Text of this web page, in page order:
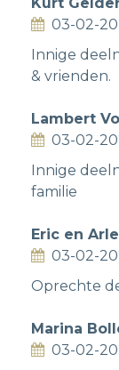
03-02-
Innige
& vrienden.
Lambert
03-02-
Innige
familie
Eric en
03-02-
Oprechte
Marina
03-02-